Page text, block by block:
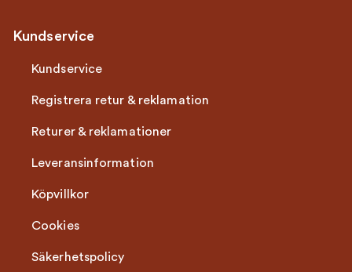
Kundservice
Kundservice
Registrera retur & reklamation
Returer & reklamationer
Leveransinformation
Köpvillkor
Cookies
Säkerhetspolicy